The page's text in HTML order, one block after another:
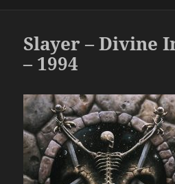
Slayer – Divine
– 1994